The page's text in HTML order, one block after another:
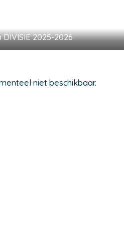
2025-2026
niet beschikbaar.